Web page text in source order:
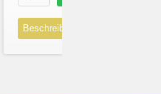
Beschreibung